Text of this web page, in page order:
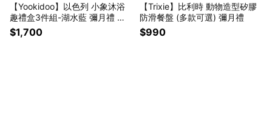
【Yookidoo】以色列 小象沐浴
趣禮盒3件組-湖水藍 彌月禮 洗
澡玩具
$1,700
【Trixie】比利時 動物造型矽膠
防滑餐盤 (多款可選) 彌月禮
$990